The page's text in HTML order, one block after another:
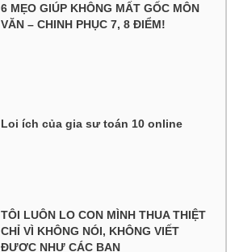
6 MẸO GIÚP KHÔNG MẤT GỐC MÔN
VĂN – CHINH PHỤC 7, 8 ĐIỂM!
Loi ích của gia sư toán 10 online
TÔI LUÔN LO CON MÌNH THUA THIỆT
CHỈ VÌ KHÔNG NÓI, KHÔNG VIẾT
ĐƯỢC NHƯ CÁC BẠN